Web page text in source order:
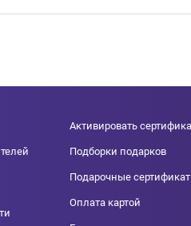
Активировать
Подборки подарков
Подарочные
Оплата картой